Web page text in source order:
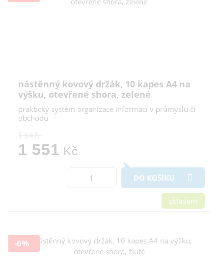
nástěnný kovový držák, 10 kapes A4 na
výšku, otevřené shora, zelené
praktický systém organizace informací v průmyslu či
obchodu
1 647,-
1 551 Kč
DO KOŠÍKU
skladem
-6%